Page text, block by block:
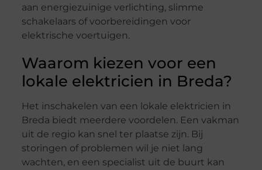
aan energiezuinige verlichting, slimme
schakelaars of voorbereidingen voor
elektrische voertuigen.
Waarom kiezen voor een
lokale elektricien in Breda?
Het inschakelen van een lokale elektricien in
Breda biedt meerdere voordelen. Een vakman
uit de regio kan snel ter plaatse zijn. Bij
storingen of problemen wil je niet lang
wachten, en een specialist uit de buurt kan